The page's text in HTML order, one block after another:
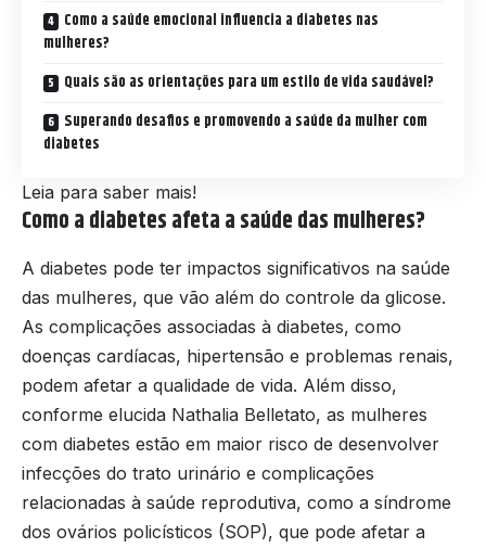
Como a saúde emocional influencia a diabetes nas
mulheres?
Quais são as orientações para um estilo de vida saudável?
Superando desafios e promovendo a saúde da mulher com
diabetes
Leia para saber mais!
Como a diabetes afeta a saúde das mulheres?
A diabetes pode ter impactos significativos na saúde
das mulheres, que vão além do controle da glicose.
As complicações associadas à diabetes, como
doenças cardíacas, hipertensão e problemas renais,
podem afetar a qualidade de vida. Além disso,
conforme elucida Nathalia Belletato, as mulheres
com diabetes estão em maior risco de desenvolver
infecções do trato urinário e complicações
relacionadas à saúde reprodutiva, como a síndrome
dos ovários policísticos (SOP), que pode afetar a